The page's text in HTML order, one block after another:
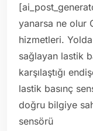
yanarsa ne olur
hizmetleri.
sağlayan lastik
karşılaştığı
lastik basınç
doğru bilgiye
sensörü